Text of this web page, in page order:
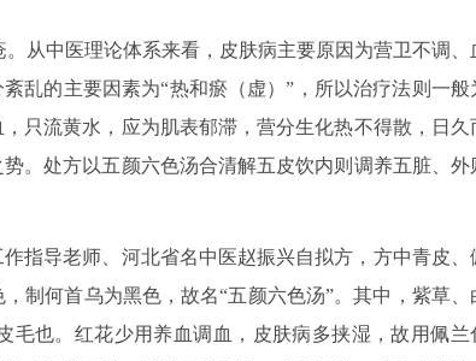
从中医理论体系来看，皮肤病主要原因为营卫不调、
乱的主要因素为“热和瘀（虚）”，所以治疗法则一般
只流黄水，应为肌表郁滞，营分生化热不得散，日久
。处方以五颜六色汤合清解五皮饮内则调养五脏、外
指导老师、河北省名中医赵振兴自拟方，方中青皮、
制何首乌为黑色，故名“五颜六色汤”。其中，紫草、
毛也。红花少用养血调血，皮肤病多挟湿，故用佩兰